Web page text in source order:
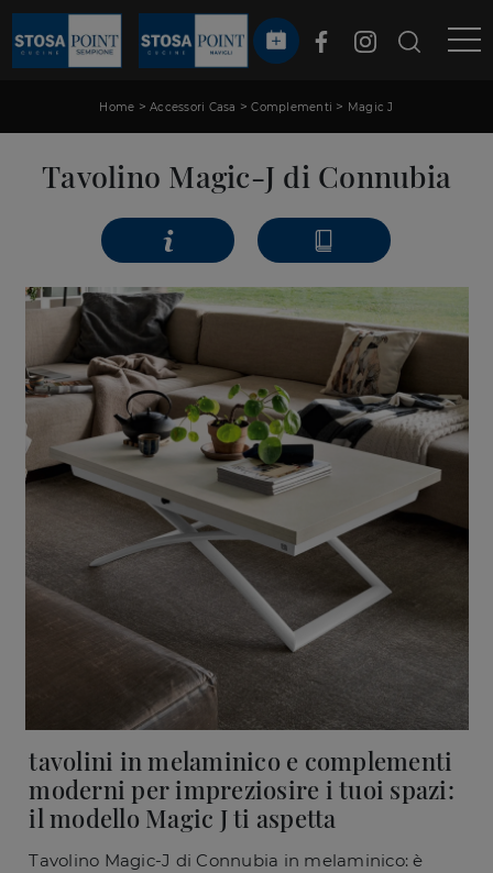
Home >Accessori Casa >Complementi > Magic J
Tavolino Magic-J di Connubia
tavolini in melaminico e complementi
moderni per impreziosire i tuoi spazi:
il modello Magic J ti aspetta
Tavolino Magic-J di Connubia in melaminico: è